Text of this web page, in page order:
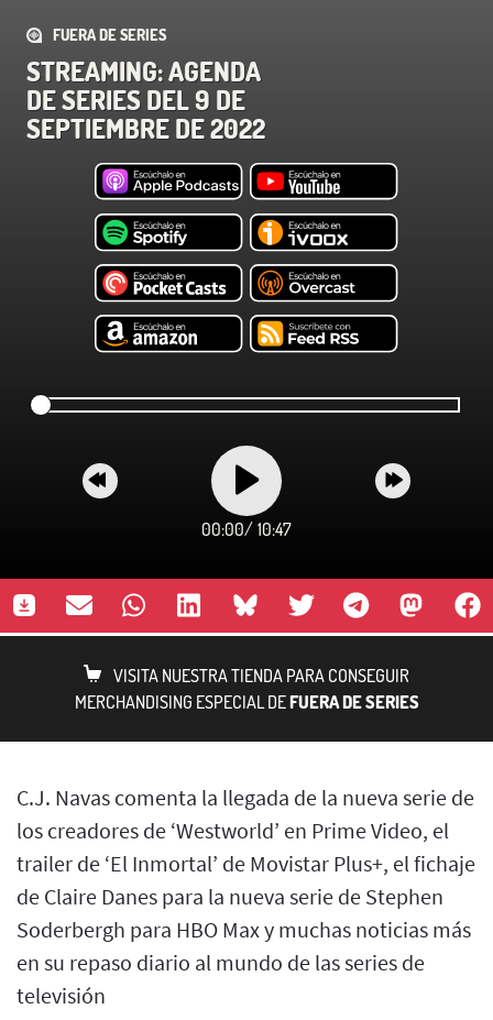
FUERA DE SERIES
STREAMING: AGENDA
DE SERIES DEL 9 DE
SEPTIEMBRE DE 2022
00:00/ 10:47
VISITA NUESTRA TIENDA PARA CONSEGUIR
MERCHANDISING ESPECIAL DEFUERA DE SERIES
C.J. Navas comenta la llegada de la nueva serie de
los creadores de ‘Westworld’ en Prime Video, el
trailer de ‘El Inmortal’ de Movistar Plus+, el fichaje
de Claire Danes para la nueva serie de Stephen
Soderbergh para HBO Max y muchas noticias más
en su repaso diario al mundo de las series de
televisión